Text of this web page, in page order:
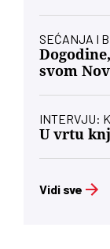
SEĆANJA I
svom
INTERVJU:
U vrtu
Vidi sve